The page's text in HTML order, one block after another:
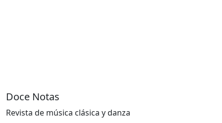
Doce Notas
Revista de música clásica y danza